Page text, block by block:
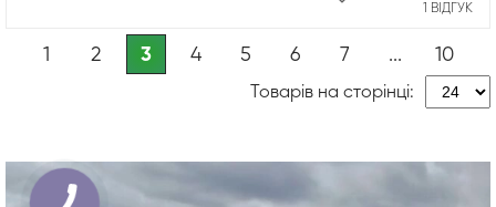
1 ВІДГУК
1 2 3 4 5 6 7 ... 10
Товарів на сторінці: